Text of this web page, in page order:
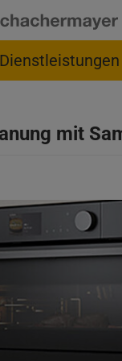
Dienstleistungen
mit